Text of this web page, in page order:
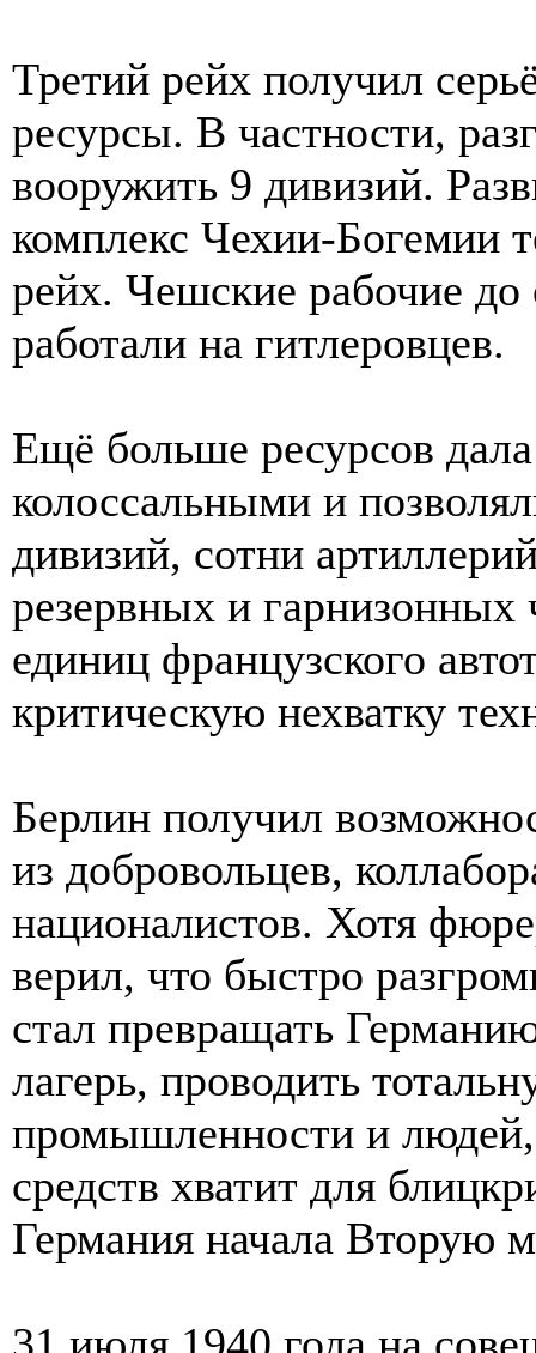
Третий рейх получил
ресурсы. В частности,
вооружить 9 дивизий.
комплекс Чехии-Богемии
рейх. Чешские рабочие
работали на гитлеровцев.
Ещё больше ресурсов
колоссальными и
дивизий, сотни
резервных и гарнизонных
единиц французского
критическую нехватку
Берлин получил
из добровольцев,
националистов. Хотя
верил, что быстро
стал превращать
лагерь, проводить
промышленности и
средств хватит для
Германия начала Вторую